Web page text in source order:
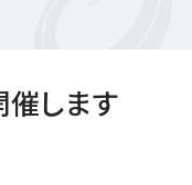
します